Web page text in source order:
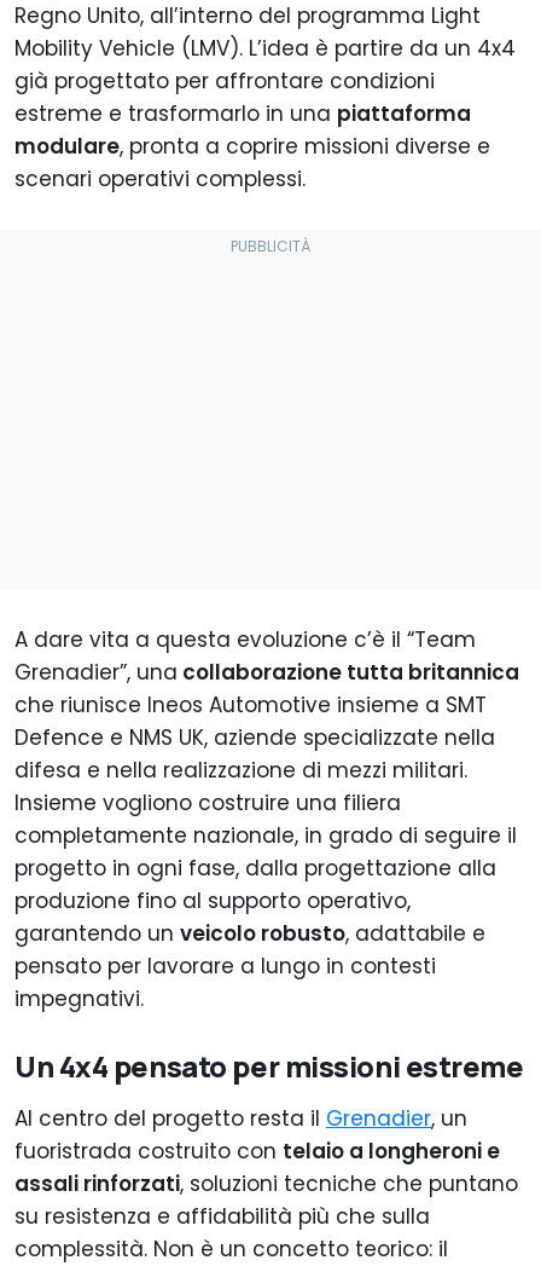
Regno Unito, all’interno del programma Light
Mobility Vehicle (LMV). L’idea è partire da un 4x4
già progettato per affrontare condizioni
estreme e trasformarlo in una piattaforma
modulare, pronta a coprire missioni diverse e
scenari operativi complessi.
A dare vita a questa evoluzione c’è il “Team
Grenadier”, una collaborazione tutta britannica
che riunisce Ineos Automotive insieme a SMT
Defence e NMS UK, aziende specializzate nella
difesa e nella realizzazione di mezzi militari.
Insieme vogliono costruire una filiera
completamente nazionale, in grado di seguire il
progetto in ogni fase, dalla progettazione alla
produzione fino al supporto operativo,
garantendo un veicolo robusto, adattabile e
pensato per lavorare a lungo in contesti
impegnativi.
Un 4x4 pensato per missioni estreme
Al centro del progetto resta il Grenadier, un
fuoristrada costruito con telaio a longheroni e
assali rinforzati, soluzioni tecniche che puntano
su resistenza e affidabilità più che sulla
complessità. Non è un concetto teorico: il